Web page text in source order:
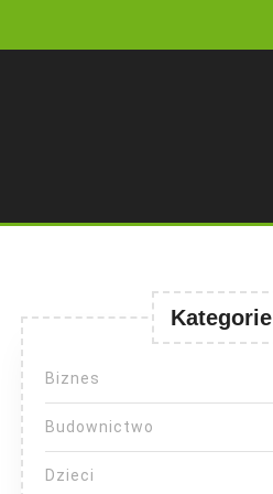
Kategorie
Biznes
Budownictwo
Dzieci